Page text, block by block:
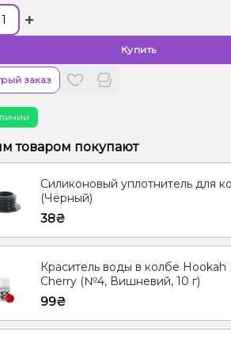
+
Купить
заказ
товаром покупают
Силиконовый уплотнитель для
(Чёрный)
38₴
Краситель воды в колбе Hookah
Cherry (№4, Вишневий, 10 г)
99₴